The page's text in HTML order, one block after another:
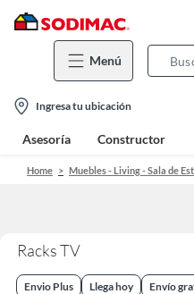
Menú
location-
icon
Ingresa tu ubicación
Asesoría Constructor
Home Muebles - Living - Sala de
Racks TV
Envio Plus Llega hoy Envío